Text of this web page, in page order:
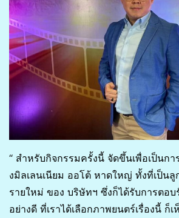
“ สำหรับกิจกรรมครั้งนี้ จัดขึ้นเพื่อเป็นก
งมิลเลนเนียม ออโต้ หาดใหญ่ ทั้งที่เป็นลู
รายใหม่ ของ บริษัทฯ ซึ่งก็ได้รับการตอบ
อย่างดี ที่เราได้เลือกภาพยนตร์เรื่องนี้ ก็เ